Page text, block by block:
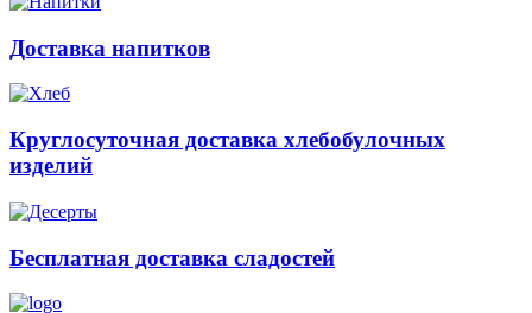
Доставка напитков
Круглосуточная доставка хлебобулочных
изделий
Бесплатная доставка сладостей